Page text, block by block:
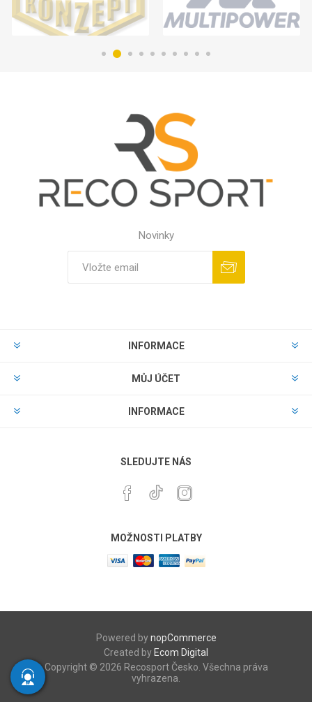
Novinky
INFORMACE
MŮJ ÚČET
INFORMACE
SLEDUJTE NÁS
MOŽNOSTI PLATBY
Powered bynopCommerce
Created by Ecom Digital
Copyright © 2026 Recosport Česko. Všechna práva
vyhrazena.